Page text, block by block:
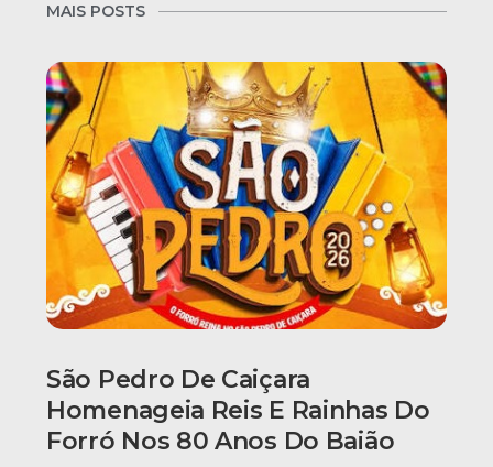
MAIS POSTS
São Pedro De Caiçara
Homenageia Reis E Rainhas Do
Forró Nos 80 Anos Do Baião